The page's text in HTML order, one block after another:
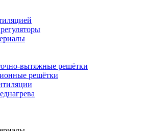
вытяжные решётки
решётки